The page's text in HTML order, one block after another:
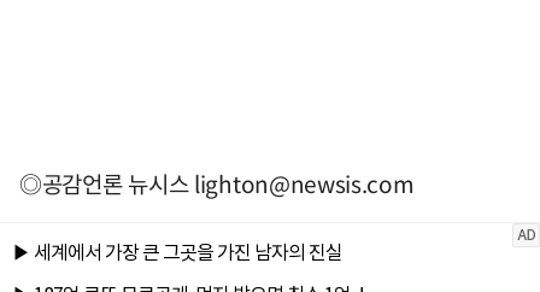
◎공감언론 뉴시스lighton@newsis.com